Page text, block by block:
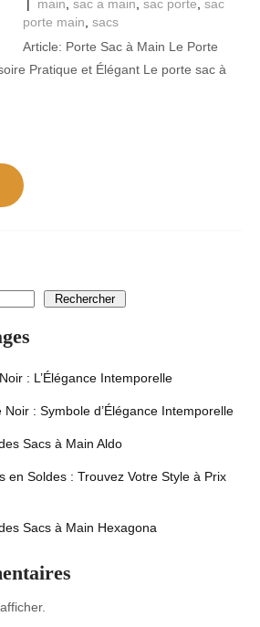
| main sac a main sac porte sac
porte main sacs
Article: Porte Sac à Main Le Porte
Pratique et Élégant Le porte sac à
Rechercher
: L’Élégance Intemporelle
: Symbole d’Élégance Intemporelle
Sacs à Main Aldo
en Soldes : Trouvez Votre Style à Prix
Sacs à Main Hexagona